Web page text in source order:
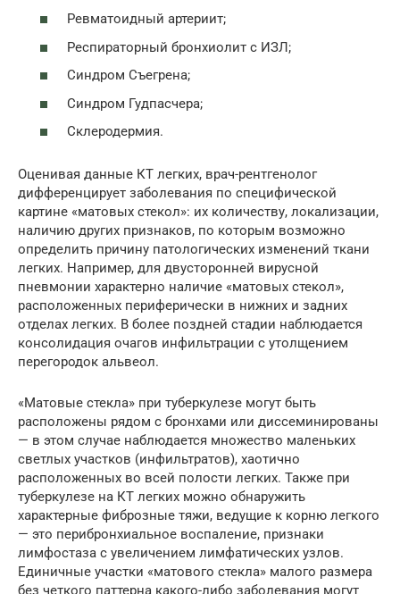
Ревматоидный артериит;
Респираторный бронхиолит с ИЗЛ;
Синдром Съегрена;
Синдром Гудпасчера;
Склеродермия.
Оценивая данные КТ легких, врач-рентгенолог
дифференцирует заболевания по специфической
картине «матовых стекол»: их количеству, локализации,
наличию других признаков, по которым возможно
определить причину патологических изменений ткани
легких. Например, для двусторонней вирусной
пневмонии характерно наличие «матовых стекол»,
расположенных периферически в нижних и задних
отделах легких. В более поздней стадии наблюдается
консолидация очагов инфильтрации с утолщением
перегородок альвеол.
«Матовые стекла» при туберкулезе могут быть
расположены рядом с бронхами или диссеминированы
— в этом случае наблюдается множество маленьких
светлых участков (инфильтратов), хаотично
расположенных во всей полости легких. Также при
туберкулезе на КТ легких можно обнаружить
характерные фиброзные тяжи, ведущие к корню легкого
— это перибронхиальное воспаление, признаки
лимфостаза с увеличением лимфатических узлов.
Единичные участки «матового стекла» малого размера
без четкого паттерна какого-либо заболевания могут